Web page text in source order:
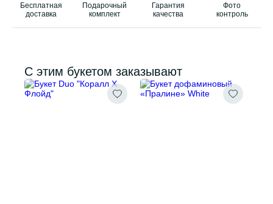
Бесплатная
доставка
Подарочный
комплект
Гарантия
качества
Фото
контроль
С этим букетом заказывают